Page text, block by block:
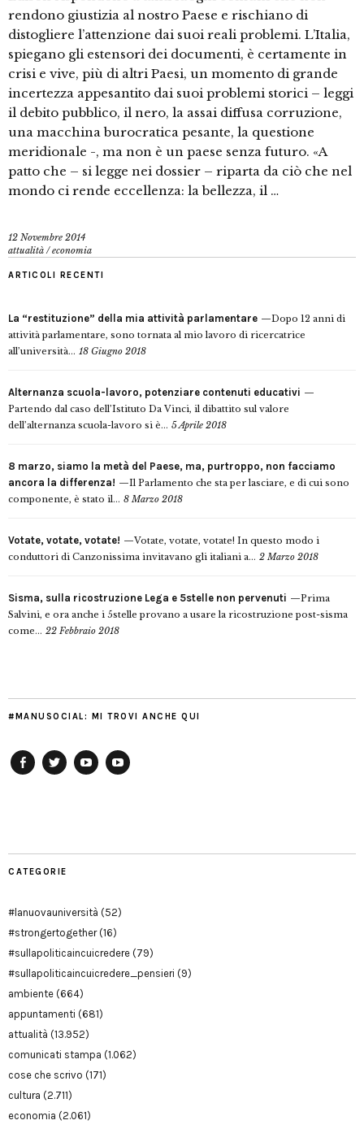
rendono giustizia al nostro Paese e rischiano di
distogliere l’attenzione dai suoi reali problemi. L’Italia,
spiegano gli estensori dei documenti, è certamente in
crisi e vive, più di altri Paesi, un momento di grande
incertezza appesantito dai suoi problemi storici – leggi
il debito pubblico, il nero, la assai diffusa corruzione,
una macchina burocratica pesante, la questione
meridionale -, ma non è un paese senza futuro. «A
patto che – si legge nei dossier – riparta da ciò che nel
mondo ci rende eccellenza: la bellezza, il …
12 Novembre 2014
attualità /economia
ARTICOLI RECENTI
La “restituzione” della mia attività parlamentare
Dopo 12 anni di
attività parlamentare, sono tornata al mio lavoro di ricercatrice
all’università... 18 Giugno 2018
Alternanza scuola-lavoro, potenziare contenuti educativi
Partendo dal caso dell’Istituto Da Vinci, il dibattito sul valore
dell’alternanza scuola-lavoro si è... 5 Aprile 2018
8 marzo, siamo la metà del Paese, ma, purtroppo, non facciamo
ancora la differenza!
Il Parlamento che sta per lasciare, e di cui sono
componente, è stato il... 8 Marzo 2018
Votate, votate, votate!
Votate, votate, votate! In questo modo i
conduttori di Canzonissima invitavano gli italiani a... 2 Marzo 2018
Sisma, sulla ricostruzione Lega e 5stelle non pervenuti
Prima
Salvini, e ora anche i 5stelle provano a usare la ricostruzione post-sisma
come... 22 Febbraio 2018
#MANUSOCIAL: MI TROVI ANCHE QUI
CATEGORIE
#lanuovauniversità (52)
#strongertogether(16)
#sullapoliticaincuicredere (79)
#sullapoliticaincuicredere_pensieri (9)
ambiente (664)
appuntamenti (681)
attualità (13.952)
comunicati stampa (1.062)
cose che scrivo (171)
cultura (2.711)
economia (2.061)